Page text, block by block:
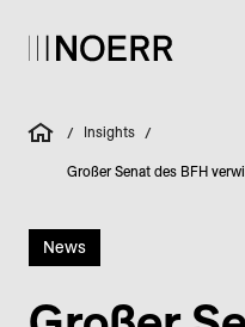
/ Insights /
Großer Senat des BFH
News